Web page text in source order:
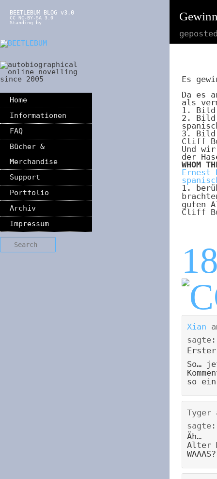
BEETLEBUM BLOG v3.0
CC NC-BY-SA 3.0
Standing by
Home
Informationen
FAQ
Bücher &
Merchandise
Support
Portfolio
Archiv
Impressum
Search
Es
Da es
als
1. Bild
2. Bild
3. Bild
Cliff
Und
der
WHOM
Ernest
1.
guten
Cliff
Xian
sagte:
So…
so
Tyger
sagte:
Äh…
Alter